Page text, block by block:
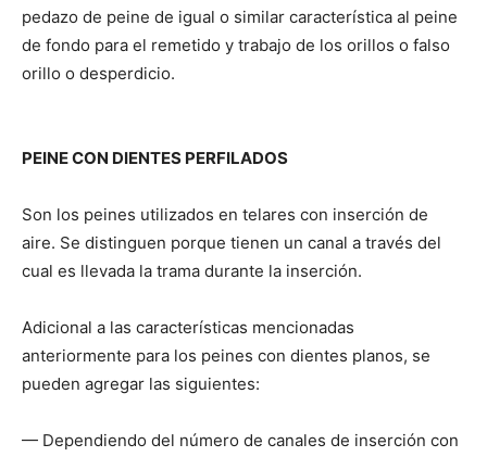
pedazo de peine de igual o similar característica al peine
de fondo para el remetido y trabajo de los orillos o falso
orillo o desperdicio.
PEINE CON DIENTES PERFILADOS
Son los peines utilizados en telares con inserción de
aire. Se distinguen porque tienen un canal a través del
cual es llevada la trama durante la inserción.
Adicional a las características mencionadas
anteriormente para los peines con dientes planos, se
pueden agregar las siguientes:
— Dependiendo del número de canales de inserción con